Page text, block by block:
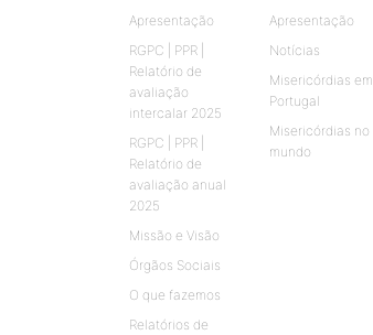
Apresentação
RGPC | PPR |
Relatório de
avaliação
intercalar 2025
RGPC | PPR |
Relatório de
avaliação anual
2025
Missão e Visão
Órgãos Sociais
O que fazemos
Relatórios de
Apresentação
Notícias
Misericórdias em
Portugal
Misericórdias no
mundo